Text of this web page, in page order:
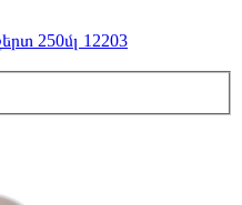
250մլ 12203